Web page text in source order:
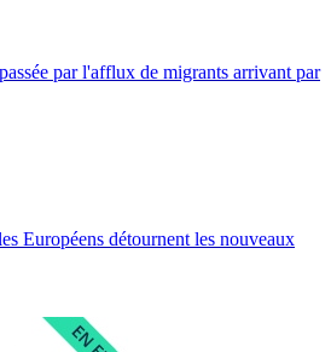
par l'afflux de migrants arrivant par
Européens détournent les nouveaux